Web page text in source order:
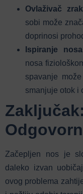
Ovlaživač
sobi može
doprinosi
Ispiranje
nosa
spavanje
smanjuje otok i
Začepljen nos je
daleko izvan
ovog problema